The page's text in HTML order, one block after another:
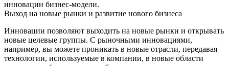
инновации бизнес-модели.
Выход на новые рынки и развитие нового бизнеса
Инновации позволяют выходить на новые рынки и открывать
новые целевые группы. С рыночными инновациями,
например, вы можете проникать в новые отрасли, передавая
технологии, используемые в компании, в новые области